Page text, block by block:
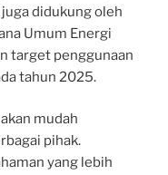
didukung oleh
Umum Energi
target penggunaan
tahun 2025.
mudah
pihak.
yang lebih